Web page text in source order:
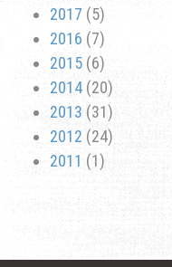
2017 (5)
2016 (7)
2015 (6)
2014 (20)
2013(31)
2012 (24)
2011 (1)